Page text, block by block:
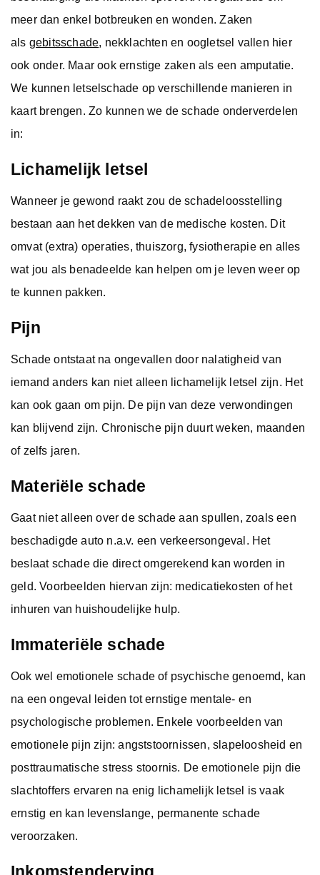
meer dan enkel botbreuken en wonden. Zaken
als gebitsschade, nekklachten en oogletsel vallen hier
ook onder. Maar ook ernstige zaken als een amputatie.
We kunnen letselschade op verschillende manieren in
kaart brengen. Zo kunnen we de schade onderverdelen
in:
Lichamelijk letsel
Wanneer je gewond raakt zou de schadeloosstelling
bestaan aan het dekken van de medische kosten. Dit
omvat (extra) operaties, thuiszorg, fysiotherapie en alles
wat jou als benadeelde kan helpen om je leven weer op
te kunnen pakken.
Pijn
Schade ontstaat na ongevallen door nalatigheid van
iemand anders kan niet alleen lichamelijk letsel zijn. Het
kan ook gaan om pijn. De pijn van deze verwondingen
kan blijvend zijn. Chronische pijn duurt weken, maanden
of zelfs jaren.
Materiële schade
Gaat niet alleen over de schade aan spullen, zoals een
beschadigde auto n.a.v. een verkeersongeval. Het
beslaat schade die direct omgerekend kan worden in
geld. Voorbeelden hiervan zijn: medicatiekosten of het
inhuren van huishoudelijke hulp.
Immateriële schade
Ook wel emotionele schade of psychische genoemd, kan
na een ongeval leiden tot ernstige mentale- en
psychologische problemen. Enkele voorbeelden van
emotionele pijn zijn: angststoornissen, slapeloosheid en
posttraumatische stress stoornis. De emotionele pijn die
slachtoffers ervaren na enig lichamelijk letsel is vaak
ernstig en kan levenslange, permanente schade
veroorzaken.